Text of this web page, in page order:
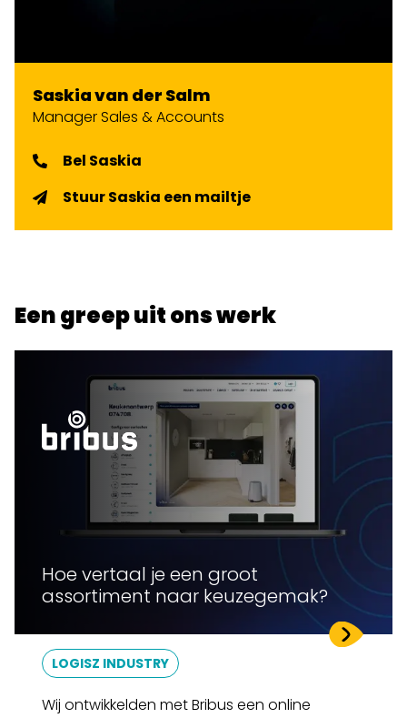
Saskia van der Salm
Manager Sales & Accounts
Bel Saskia
Stuur Saskia een mailtje
Een greep uit ons werk
Hoe vertaal je een groot
assortiment naar keuzegemak?
LOGISZ INDUSTRY
Wij ontwikkelden met Bribus een online